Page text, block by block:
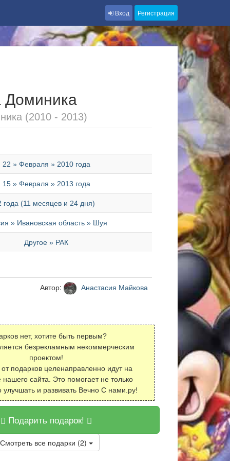
Вход Регистрация
Доминика
(2010 - 2013)
22 » Февраля » 2010 года
15 » Февраля » 2013 года
года (11 месяцев и 24 дня)
» Ивановская область » Шуя
Другое » РАК
Автор: Анастасия Майкова
нет, хотите быть первым?
безрекламным некоммерческим
проектом!
подарков целенаправленно идут на
сайта. Это помогает не только
улучшать и развивать Вечно С нами.ру!
Подарить подарок!
Смотреть все подарки (2)